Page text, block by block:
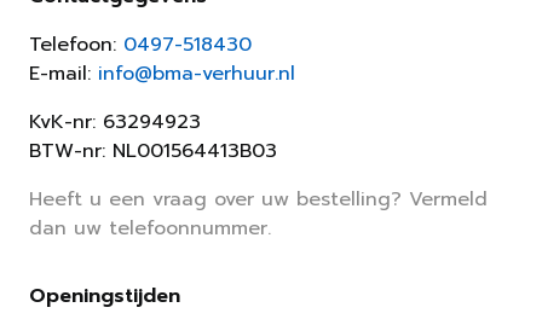
Telefoon: 0497-518430
E-mail: info@bma-verhuur.nl
KvK-nr: 63294923
BTW-nr: NL001564413B03
Heeft u een vraag over uw bestelling? Vermeld
dan uw telefoonnummer.
Openingstijden